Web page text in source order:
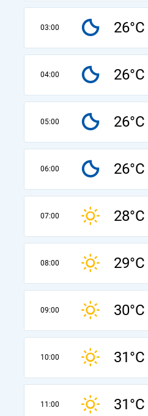
03:00 26°C
04:00 26°C
05:00 26°C
06:00 26°C
07:00 28°C
08:00 29°C
09:00 30°C
10:00 31°C
11:00 31°C